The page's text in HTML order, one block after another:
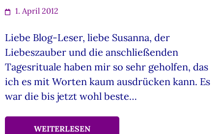
1. April 2012
Liebe Blog-Leser, liebe Susanna, der
Liebeszauber und die anschließenden
Tagesrituale haben mir so sehr geholfen, das
ich es mit Worten kaum ausdrücken kann. Es
war die bis jetzt wohl beste…
WEITERLESEN